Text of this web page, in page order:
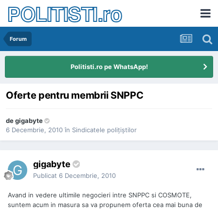
POLITISTI.ro
Forum
Politisti.ro pe WhatsApp!
Oferte pentru membrii SNPPC
degigabyte
6 Decembrie, 2010 în Sindicatele poliţiştilor
gigabyte
Publicat 6 Decembrie, 2010
Avand in vedere ultimile negocieri intre SNPPC si COSMOTE,
suntem acum in masura sa va propunem oferta cea mai buna de